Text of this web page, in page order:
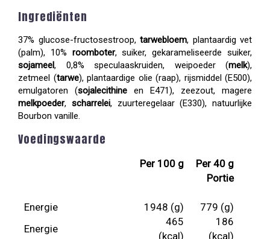
Ingrediënten
37% glucose-fructosestroop, tarwebloem, plantaardig vet
(palm), 10% roomboter, suiker, gekarameliseerde suiker,
sojameel, 0,8% speculaaskruiden, weipoeder (melk),
zetmeel (tarwe), plantaardige olie (raap), rijsmiddel (E500),
emulgatoren (sojalecithine en E471), zeezout, magere
melkpoeder, scharrelei, zuurteregelaar (E330), natuurlijke
Bourbon vanille.
Voedingswaarde
Per 100 g
Per 40 g
Portie
Energie 1948 (g)
779 (g)
Energie
465
(kcal)
186
(kcal)